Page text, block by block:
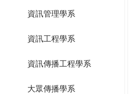
資訊管理學系
資訊工程學系
資訊傳播工程學系
大眾傳播學系